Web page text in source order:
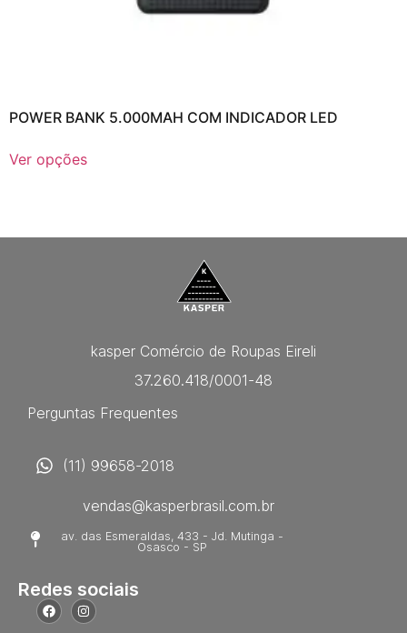
POWER BANK 5.000MAH COM INDICADOR LED
Ver opções
kasper Comércio de Roupas Eireli
37.260.418/0001-48
Perguntas Frequentes
(11) 99658-2018
vendas@kasperbrasil.com.br
av. das Esmeraldas, 433 - Jd. Mutinga -
Osasco - SP
Redes sociais